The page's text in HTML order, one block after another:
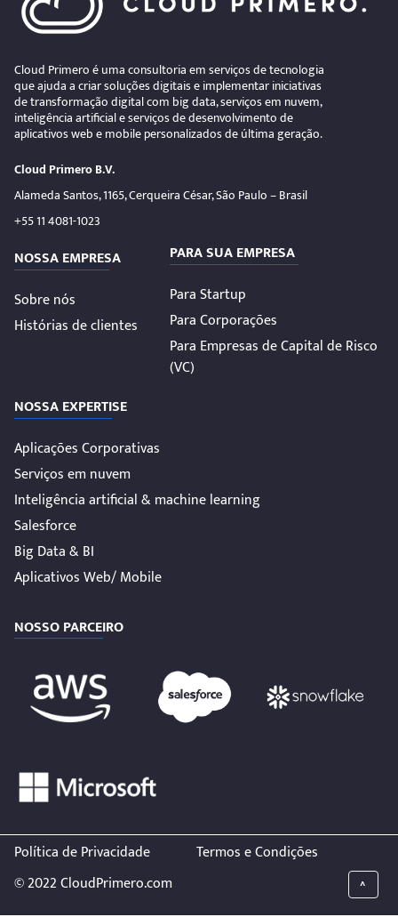
Cloud Primero é uma consultoria em serviços de tecnologia
que ajuda a criar soluções digitais e implementar iniciativas
de transformação digital com big data, serviços em nuvem,
inteligência artificial e serviços de desenvolvimento de
aplicativos web e mobile personalizados de última geração.
Cloud Primero B.V.
Alameda Santos, 1165, Cerqueira César, São Paulo – Brasil
+55 11 4081-1023
NOSSA EMPRESA
Sobre nós
Histórias de clientes
PARA SUA EMPRESA
Para Startup
Para Corporações
Para Empresas de Capital de Risco
(VC)
NOSSA EXPERTISE
Aplicações Corporativas
Serviços em nuvem
Inteligência artificial & machine learning
Salesforce
Big Data & BI
Aplicativos Web/ Mobile
NOSSO PARCEIRO
Política de Privacidade
Termos e Condições
© 2022 CloudPrimero.com
^